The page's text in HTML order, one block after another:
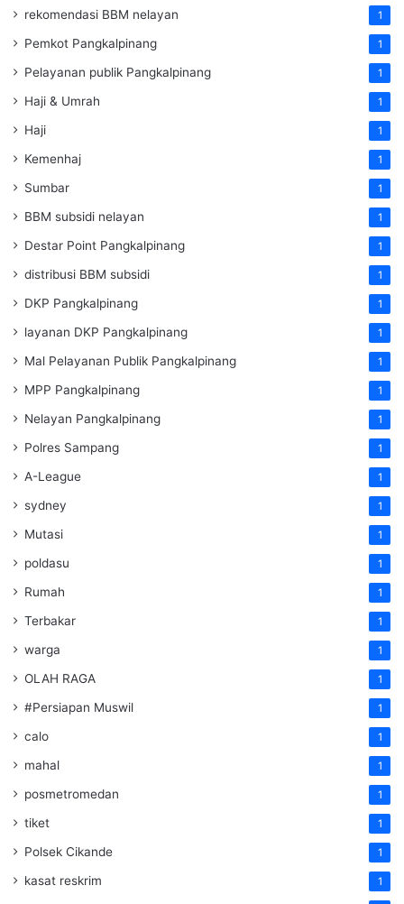
rekomendasi BBM nelayan 1
Pemkot Pangkalpinang 1
Pelayanan publik Pangkalpinang 1
Haji & Umrah 1
Haji 1
Kemenhaj 1
Sumbar 1
BBM subsidi nelayan 1
Destar Point Pangkalpinang 1
distribusi BBM subsidi 1
DKP Pangkalpinang 1
layanan DKP Pangkalpinang 1
Mal Pelayanan Publik Pangkalpinang 1
MPP Pangkalpinang 1
Nelayan Pangkalpinang 1
Polres Sampang 1
A-League 1
sydney 1
Mutasi 1
poldasu 1
Rumah 1
Terbakar 1
warga 1
OLAH RAGA 1
#Persiapan Muswil 1
calo 1
mahal 1
posmetromedan 1
tiket 1
Polsek Cikande 1
kasat reskrim 1